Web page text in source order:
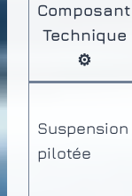
Composant
Technique
⚙️
Suspension
pilotée